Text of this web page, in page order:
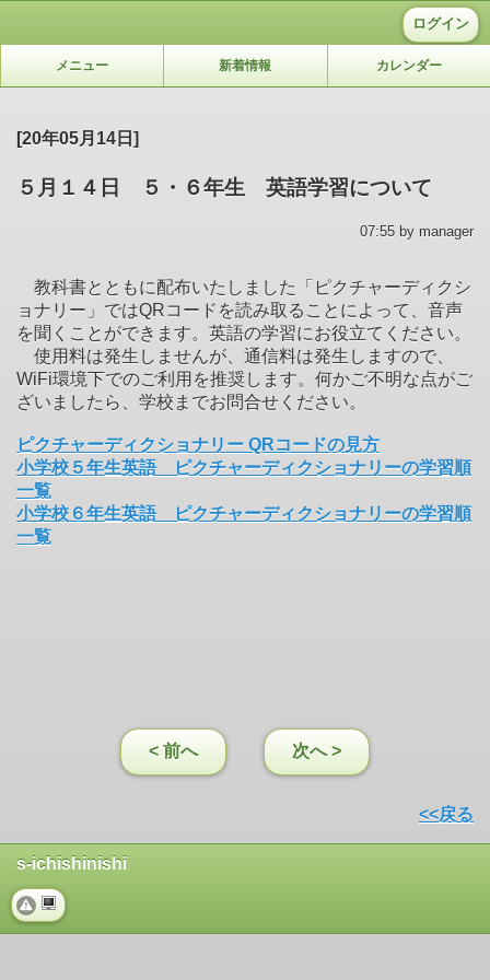
ログイン
メニュー 新着情報 カレンダー
[20年05月14日]
５月１４日 ５・６年生 英語学習について
07:55 by manager
教科書とともに配布いたしました「ピクチャーディクシ
ョナリー」ではQRコードを読み取ることによって、音声
を聞くことができます。英語の学習にお役立てください。
使用料は発生しませんが、通信料は発生しますので、
WiFi環境下でのご利用を推奨します。何かご不明な点がご
ざいましたら、学校までお問合せください。
ピクチャーディクショナリー QRコードの見方
小学校５年生英語 ピクチャーディクショナリーの学習順
一覧
小学校６年生英語 ピクチャーディクショナリーの学習順
一覧
< 前へ 次へ >
<<戻る
s-ichishinishi